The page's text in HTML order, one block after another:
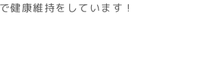
健康維持をしています！